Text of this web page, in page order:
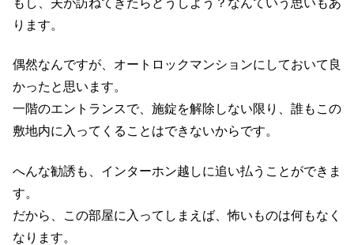
もし、夫が訪ねてきたらどうしよう？なんていう思いもあ
ります。
偶然なんですが、オートロックマンションにしておいて良
かったと思います。
一階のエントランスで、施錠を解除しない限り、誰もこの
敷地内に入ってくることはできないからです。
へんな勧誘も、インターホン越しに追い払うことができま
す。
だから、この部屋に入ってしまえば、怖いものは何もなく
なります。